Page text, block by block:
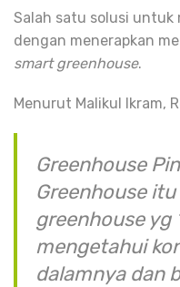
Salah satu solusi
dengan menerapkan
smart greenhouse.
Menurut Malikul Ikram,
Greenhouse
Greenhouseitu
greenhouse yg
mengetahui
dalamnya dan